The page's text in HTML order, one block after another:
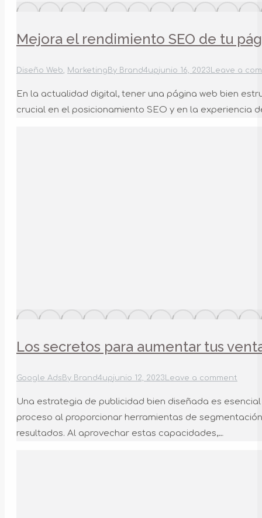
Mejora el rendimiento SEO de tu
Diseño Web, Marketing By Brand4upjunio 16, 2023 Leave a
En la actualidad digital, tener una página web bien
crucial en el posicionamiento SEO y en la experiencia
Los secretos para aumentar tus
Google Ads By Brand4upjunio 12, 2023 Leave a comment
Una estrategia de publicidad bien diseñada es
proceso al proporcionar herramientas de
resultados. Al aprovechar estas capacidades,…